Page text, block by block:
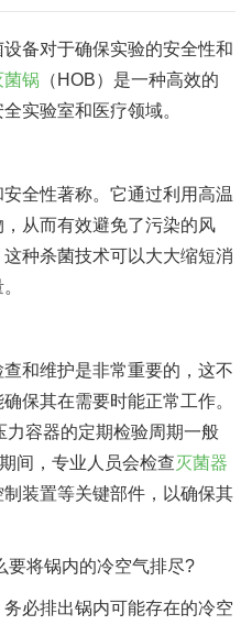
备对于确保实验的安全性和
菌锅 （HOB）是一种高效的
实验室和医疗领域。
安全性著称。它通过利用高温
从而有效避免了污染的风
种杀菌技术可以大大缩短消
查和维护是非常重要的，这不
保其在需要时能正常工作。
力容器的定期检验周期一般
间，专业人员会检查灭菌器
装置等关键部件，以确保其
要将锅内的冷空气排尽?
必排出锅内可能存在的冷空